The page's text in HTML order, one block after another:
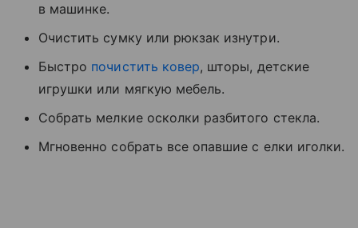
в машинке.
Очистить сумку или рюкзак изнутри.
Быстро почистить ковер, шторы, детские
игрушки или мягкую мебель.
Собрать мелкие осколки разбитого стекла.
Мгновенно собрать все опавшие с елки иголки.